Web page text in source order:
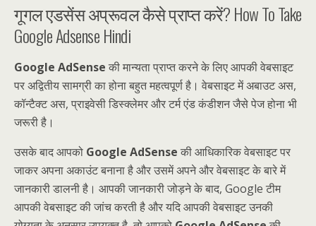
गूगल एडसेंस अप्रूवल कैसे प्राप्त करें? How To Take
Google Adsense Hindi
Google AdSense की मान्यता प्राप्त करने के लिए आपकी वेबसाइट
पर अद्वितीय सामग्री का होना बहुत महत्वपूर्ण है। वेबसाइट में अबाउट अस,
कॉन्टैक्ट अस, प्राइवेसी डिस्क्लेमर और टर्म एंड कंडीशन जैसे पेज होना भी
जरूरी है।
उसके बाद आपको Google AdSense की आधिकारिक वेबसाइट पर
जाकर अपना अकाउंट बनाना है और उसमें अपने और वेबसाइट के बारे में
जानकारी डालनी है। आपकी जानकारी जोड़ने के बाद, Google टीम
आपकी वेबसाइट की जांच करती है और यदि आपकी वेबसाइट उनकी